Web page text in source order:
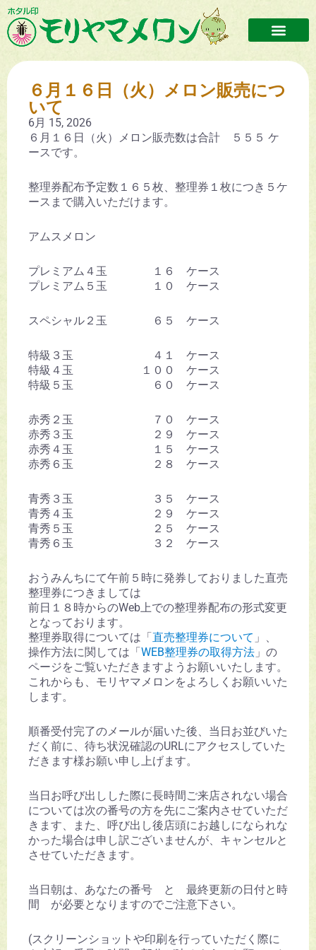
６月１６日（火）メロン販売につ
いて
6月 15, 2026
６月１６日（火）メロン販売数は合計 ５５５ ケ
ースです。
整理券配布予定数１６５枚、整理券１枚につき５ケ
ースまで購入いただけます。
アムスメロン
プレミアム４玉 １６ ケース
プレミアム５玉 １０ ケース
スペシャル２玉 ６５ ケース
特級３玉 ４１ ケース
特級４玉 １００ ケース
特級５玉 ６０ ケース
赤秀２玉 ７０ ケース
赤秀３玉 ２９ ケース
赤秀４玉 １５ ケース
赤秀６玉 ２８ ケース
青秀３玉 ３５ ケース
青秀４玉 ２９ ケース
青秀５玉 ２５ ケース
青秀６玉 ３２ ケース
おうみんちにて午前５時に発券しておりました直売
整理券につきましては
前日１８時からのWeb上での整理券配布の形式変更
となっております。
整理券取得については「直売整理券について 」、
操作方法に関しては「WEB整理券の取得方法 」の
ページをご覧いただきますようお願いいたします。
これからも、モリヤマメロンをよろしくお願いいた
します。
順番受付完了のメールが届いた後、当日お並びいた
だく前に、待ち状況確認のURLにアクセスしていた
だきます様お願い申し上げます。
当日お呼び出しした際に長時間ご来店されない場合
については次の番号の方を先にご案内させていただ
きます、また、呼び出し後店頭にお越しになられな
かった場合は申し訳ございませんが、キャンセルと
させていただきます。
当日朝は、あなたの番号 と 最終更新の日付と時
間 が必要となりますのでご注意下さい。
(スクリーンショットや印刷を行っていただく際に